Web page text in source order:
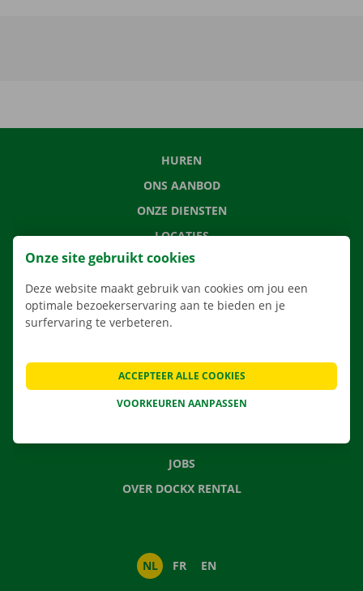
HUREN
ONS AANBOD
ONZE DIENSTEN
LOCATIES
APP
VERHUISOPLOSSINGEN
CONTACTEER ONS
VEELGESTELDE VRAGEN
JOBS
OVER DOCKX RENTAL
NL FR EN
Onze site gebruikt cookies
Deze website maakt gebruik van cookies om jou een
optimale bezoekerservaring aan te bieden en je
surfervaring te verbeteren.
VOORKEUREN AANPASSEN
ACCEPTEER ALLE COOKIES